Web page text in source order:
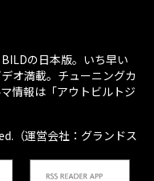
の日本版。いち早い
オ満載。チューニングカ
情報は「アウトビルトジ
（運営会社：グランドス